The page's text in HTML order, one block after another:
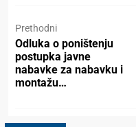
Prethodni
Odluka o poništenju
postupka javne
nabavke za nabavku i
montažu…